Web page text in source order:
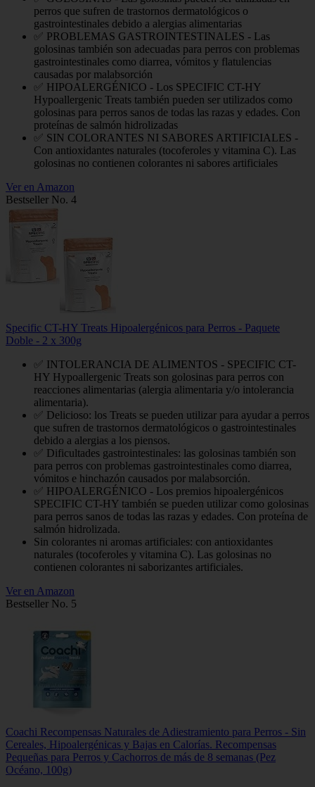
perros que sufren de trastornos dermatológicos o
gastrointestinales debido a alergias alimentarias
✅ PROBLEMAS GASTROINTESTINALES - Las
golosinas también son adecuadas para perros con problemas
gastrointestinales como diarrea, vómitos y flatulencias
causadas por malabsorción
✅ HIPOALERGÉNICO - Los SPECIFIC CT-HY
Hypoallergenic Treats también pueden ser utilizados como
golosinas para perros sanos de todas las razas y edades. Con
proteínas de salmón hidrolizadas
✅ SIN COLORANTES NI SABORES ARTIFICIALES -
Con antioxidantes naturales (tocoferoles y vitamina C). Las
golosinas no contienen colorantes ni sabores artificiales
Ver en Amazon
Bestseller No. 4
Specific CT-HY Treats Hipoalergénicos para Perros - Paquete
Doble - 2 x 300g
✅ INTOLERANCIA DE ALIMENTOS - SPECIFIC CT-
HY Hypoallergenic Treats son golosinas para perros con
reacciones alimentarias (alergia alimentaria y/o intolerancia
alimentaria).
✅ Delicioso: los Treats se pueden utilizar para ayudar a perros
que sufren de trastornos dermatológicos o gastrointestinales
debido a alergias a los piensos.
✅ Dificultades gastrointestinales: las golosinas también son
para perros con problemas gastrointestinales como diarrea,
vómitos e hinchazón causados por malabsorción.
✅ HIPOALERGÉNICO - Los premios hipoalergénicos
SPECIFIC CT-HY también se pueden utilizar como golosinas
para perros sanos de todas las razas y edades. Con proteína de
salmón hidrolizada.
Sin colorantes ni aromas artificiales: con antioxidantes
naturales (tocoferoles y vitamina C). Las golosinas no
contienen colorantes ni saborizantes artificiales.
Ver en Amazon
Bestseller No. 5
Coachi Recompensas Naturales de Adiestramiento para Perros - Sin
Cereales, Hipoalergénicas y Bajas en Calorías. Recompensas
Pequeñas para Perros y Cachorros de más de 8 semanas (Pez
Océano, 100g)